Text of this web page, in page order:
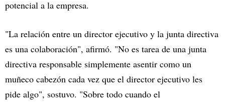
potencial a la empresa.
"La relación entre un director ejecutivo y la junta directiva
es una colaboración", afirmó. "No es tarea de una junta
directiva responsable simplemente asentir como un
muñeco cabezón cada vez que el director ejecutivo les
pide algo", sostuvo. "Sobre todo cuando el